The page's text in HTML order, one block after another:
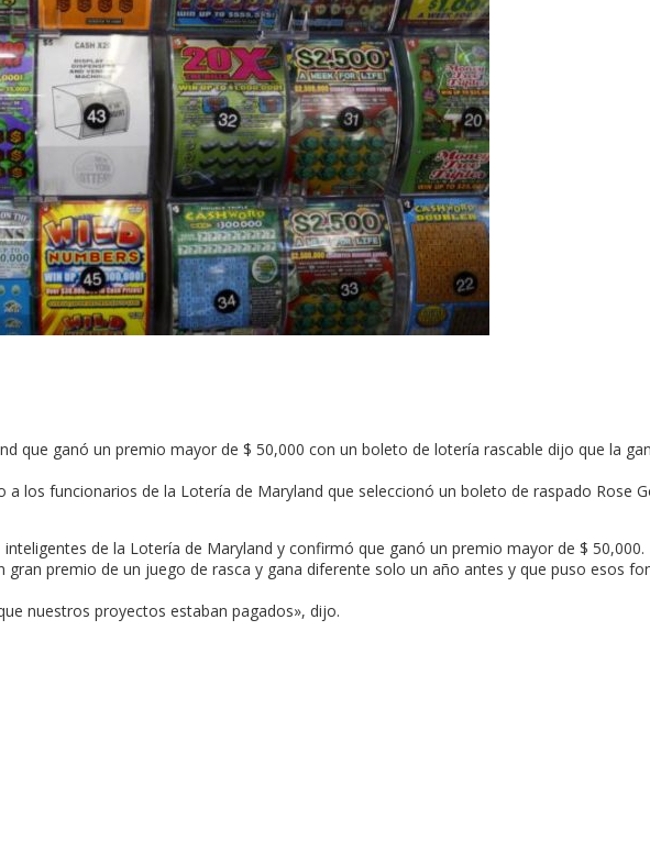
que ganó un premio mayor de $ 50,000 con un boleto de lotería rascable dijo que la
a los funcionarios de la Lotería de Maryland que seleccionó un boleto de raspado Rose
de la Lotería de Maryland y confirmó que ganó un premio mayor de $ 50,000.
premio de un juego de rasca y gana diferente solo un año antes y que puso esos
nuestros proyectos estaban pagados», dijo.